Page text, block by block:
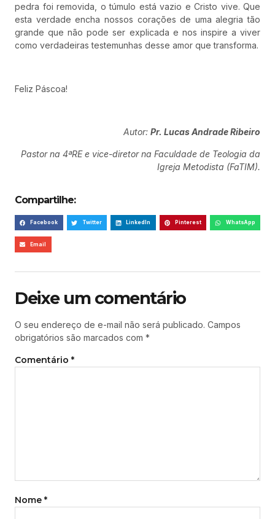
pedra foi removida, o túmulo está vazio e Cristo vive. Que
esta verdade encha nossos corações de uma alegria tão
grande que não pode ser explicada e nos inspire a viver
como verdadeiras testemunhas desse amor que transforma.
Feliz Páscoa!
Autor: Pr. Lucas Andrade Ribeiro
Pastor na 4ªRE e vice-diretor na Faculdade de Teologia da
Igreja Metodista (FaTIM).
Compartilhe:
Facebook Twitter LinkedIn Pinterest WhatsApp
Email
Deixe um comentário
O seu endereço de e-mail não será publicado. Campos
obrigatórios são marcados com *
Comentário *
Nome *